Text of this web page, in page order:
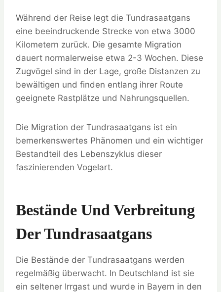
Während der Reise legt die Tundrasaatgans
eine beeindruckende Strecke von etwa 3000
Kilometern zurück. Die gesamte Migration
dauert normalerweise etwa 2-3 Wochen. Diese
Zugvögel sind in der Lage, große Distanzen zu
bewältigen und finden entlang ihrer Route
geeignete Rastplätze und Nahrungsquellen.
Die Migration der Tundrasaatgans ist ein
bemerkenswertes Phänomen und ein wichtiger
Bestandteil des Lebenszyklus dieser
faszinierenden Vogelart.
Bestände Und Verbreitung
Der Tundrasaatgans
Die Bestände der Tundrasaatgans werden
regelmäßig überwacht. In Deutschland ist sie
ein seltener Irrgast und wurde in Bayern in den